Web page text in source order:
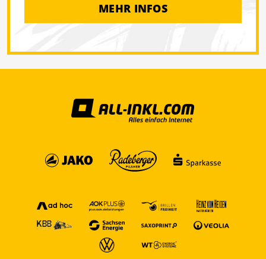
MEHR INFOS